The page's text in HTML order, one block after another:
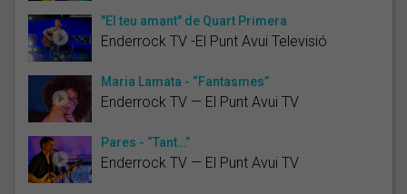
"El teu amant" de Quart Primera
Enderrock TV -El Punt Avui Televisió
Maria Lamata - “Fantasmes”
Enderrock TV — El Punt Avui TV
Pares - “Tant…”
Enderrock TV — El Punt Avui TV